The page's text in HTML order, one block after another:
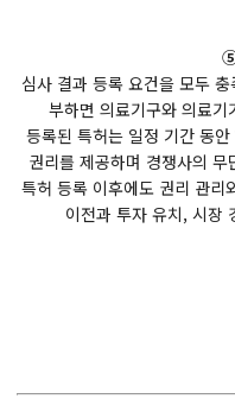
심사 결과 등록 요건을 모두
부하면 의료기구와 의료
등록된 특허는 일정 기간 동
권리를 제공하며 경쟁사의
특허 등록 이후에도 권리 관리
이전과 투자 유치, 시장